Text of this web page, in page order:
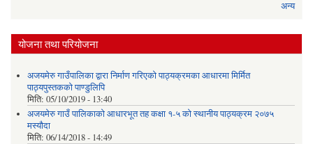
अन्य
योजना तथा परियोजना
अजयमेरु गाउँपालिका द्वारा निर्माण गरिएको पाठ्यक्रमका आधारमा मिर्मित
पाठ्यपुस्तकको पाण्डुलिपि
मिति: 05/10/2019 - 13:40
अजयमेरु गाउँ पालिकाको आधारभूत तह कक्षा १-५ को स्थानीय पाठ्यक्रम २०७५
मस्यौदा
मिति: 06/14/2018 - 14:49